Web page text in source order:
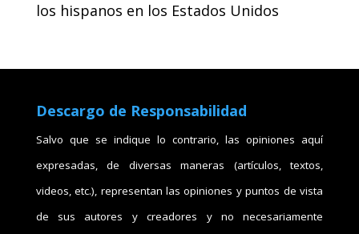
los hispanos en los Estados Unidos
Descargo de Responsabilidad
Salvo que se indique lo contrario, las opiniones aquí
expresadas, de diversas maneras (artículos, textos,
videos, etc.), representan las opiniones y puntos de vista
de sus autores y creadores y no necesariamente